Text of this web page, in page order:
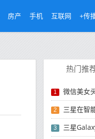
房产 手机 互联网 +传
热门推
1 微信美女头像
2 三星在智
3 三星Galaxy